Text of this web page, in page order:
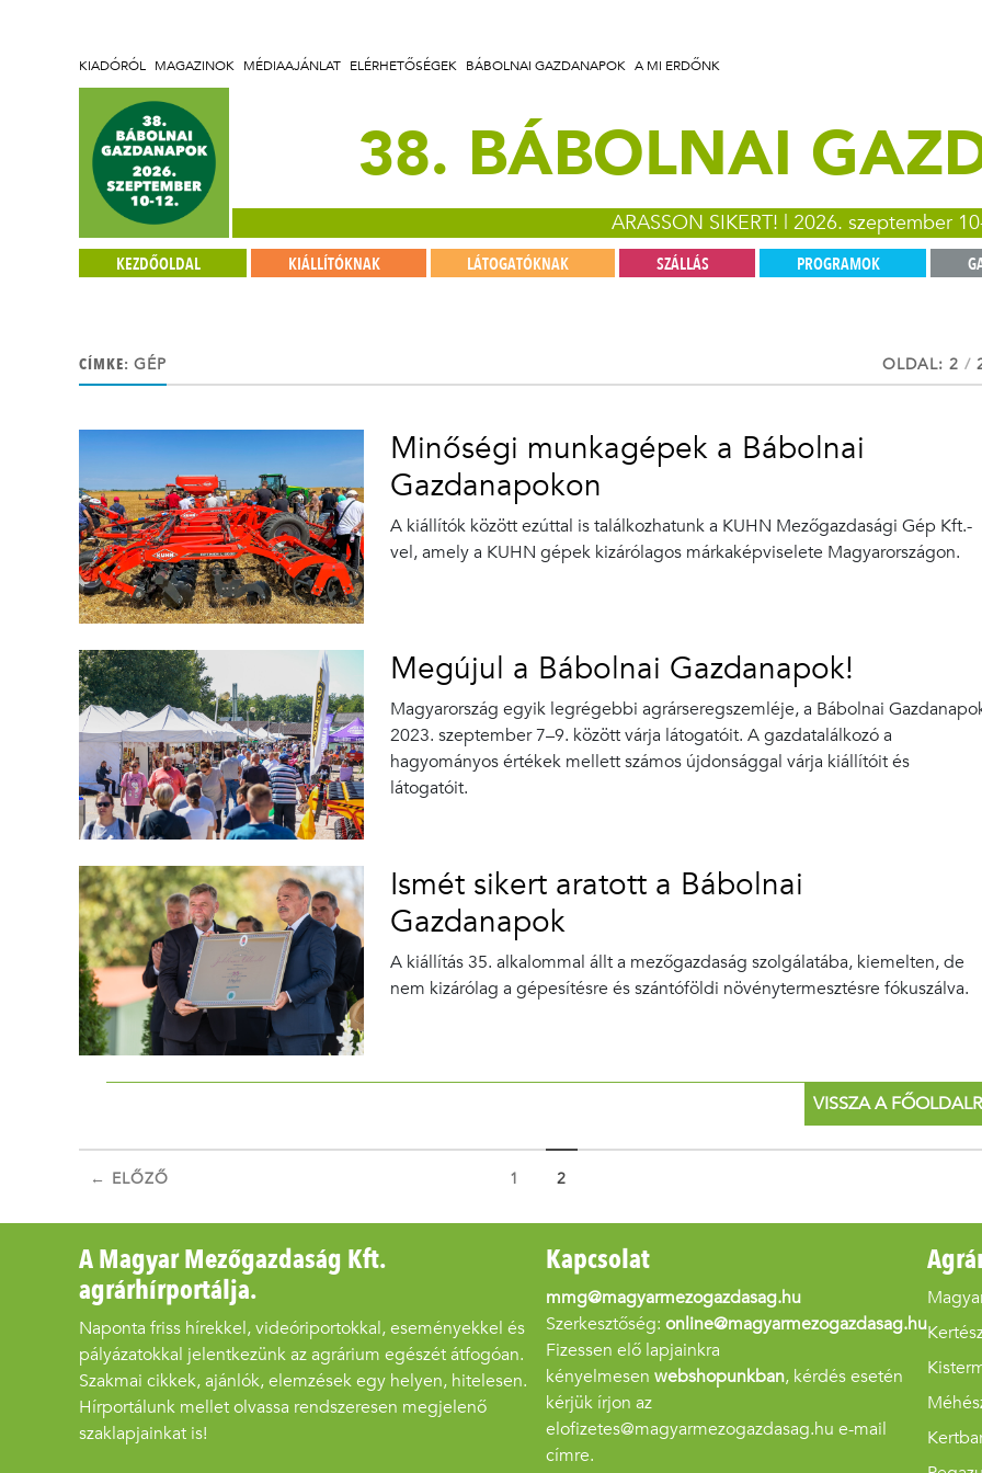
KIADÓRÓL MAGAZINOK MÉDIAAJÁNLAT ELÉRHETŐSÉGEK BÁBOLNAI GAZDANAPOK A MI ERDŐNK
38. BÁBOLNAI
ARASSON SIKERT! | 2026. szeptember
KEZDŐOLDAL KIÁLLÍTÓKNAK LÁTOGATÓKNAK SZÁLLÁS PROGRAMOK
CÍMKE: GÉP OLDAL: 2 /
Minőségi munkagépek a Bábolnai
Gazdanapokon
A kiállítók között ezúttal is találkozhatunk a KUHN Mezőgazdasági Gép Kft.-
vel, amely a KUHN gépek kizárólagos márkaképviselete Magyarországon.
Megújul a Bábolnai Gazdanapok!
Magyarország egyik legrégebbi agrárseregszemléje, a Bábolnai
2023. szeptember 7–9. között várja látogatóit. A gazdatalálkozó a
hagyományos értékek mellett számos újdonsággal várja kiállítóit és
látogatóit.
Ismét sikert aratott a Bábolnai
Gazdanapok
A kiállítás 35. alkalommal állt a mezőgazdaság szolgálatába, kiemelten, de
nem kizárólag a gépesítésre és szántóföldi növénytermesztésre fókuszálva.
VISSZA A
← ELŐZŐ 1 2
A Magyar Mezőgazdaság Kft.
agrárhírportálja.
Naponta friss hírekkel, videóriportokkal, eseményekkel és
pályázatokkal jelentkezünk az agrárium egészét átfogóan.
Szakmai cikkek, ajánlók, elemzések egy helyen, hitelesen.
Hírportálunk mellet olvassa rendszeresen megjelenő
szaklapjainkat is!
Kapcsolat
mmg@magyarmezogazdasag.hu
Szerkesztőség: online@magyarmezogazdasag.hu
Fizessen elő lapjainkra
kényelmesen webshopunkban, kérdés esetén
kérjük írjon az
elofizetes@magyarmezogazdasag.hu e-mail
címre.